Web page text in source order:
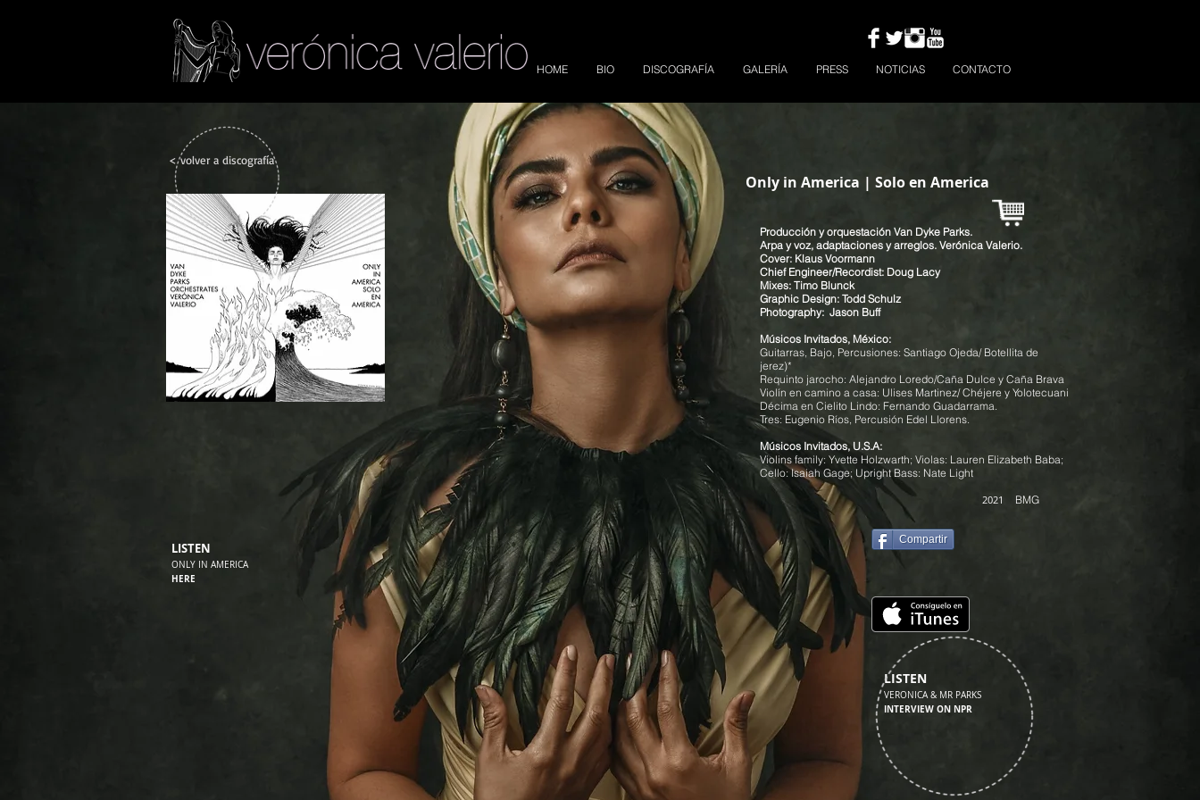
HOME BIO DISCOGRAFÍA GALERÍA PRESS NOTICIAS CONTACTO
< volver a discografía
LISTEN
ONLY IN AMERICA
HERE
Only in America | Solo en America
2021
Producción y orquestación Van Dyke Parks.
Arpa y voz, adaptaciones y arreglos. Verónica Valerio.
Cover: Klaus Voormann
Chief Engineer/Recordist: Doug Lacy
Mixes: Timo Blunck
Graphic Design: Todd Schulz
Photography: Jason Buff
Músicos Invitados, México:
Guitarras, Bajo, Percusiones: Santiago Ojeda/ Botellita de
jerez)*
Requinto jarocho: Alejandro Loredo/Caña Dulce y Caña Brava
Violín en camino a casa: Ulises Martinez/ Chéjere y Yolotecuani
Décima en Cielito Lindo: Fernando Guadarrama.
Tres: Eugenio Ríos, Percusión Edel Llorens.
Músicos Invitados, U.S.A:
Violins family: Yvette Holzwarth; Violas: Lauren Elizabeth Baba;
Cello: Isaiah Gage; Upright Bass: Nate Light
BMG
Compartir
LISTEN
VERONICA & MR PARKS
INTERVIEW ON NPR